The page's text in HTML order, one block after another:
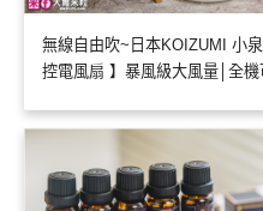
無線自由吹~日本KOIZUMI 小
控電風扇 】暴風級大風量│全